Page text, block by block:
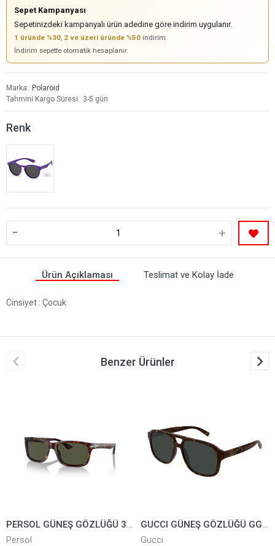
Sepet Kampanyası
Sepetinizdeki kampanyalı ürün adedine göre indirim uygulanır.
1 üründe %30, 2 ve üzeri üründe %50 indirim.
İndirim sepette otomatik hesaplanır.
Marka
Polaroid
Tahmini Kargo Süresi
3-5 gün
Renk
- +
Ürün Açıklaması Teslimat ve Kolay İade
Cinsiyet : Çocuk
Benzer Ürünler
PERSOL GÜNEŞ GÖZLÜĞÜ 3048-S-24/31
Persol
GUCCI GÜNEŞ GÖZLÜĞÜ GG1856/S-002
Gucci